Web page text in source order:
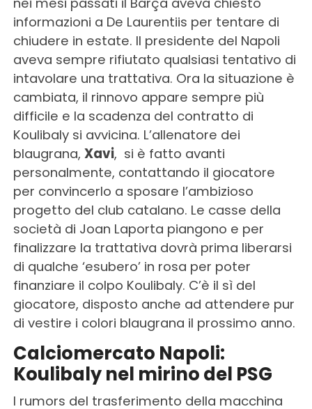
informazioni a De Laurentiis per tentare di
chiudere in estate. Il presidente del Napoli
aveva sempre rifiutato qualsiasi tentativo di
intavolare una trattativa. Ora la situazione è
cambiata, il rinnovo appare sempre più
difficile e la scadenza del contratto di
Koulibaly si avvicina. L’allenatore dei
blaugrana, Xavi, si è fatto avanti
personalmente, contattando il giocatore
per convincerlo a sposare l’ambizioso
progetto del club catalano. Le casse della
società di Joan Laporta piangono e per
finalizzare la trattativa dovrà prima liberarsi
di qualche ‘esubero’ in rosa per poter
finanziare il colpo Koulibaly. C’è il sì del
giocatore, disposto anche ad attendere pur
di vestire i colori blaugrana il prossimo anno.
Calciomercato Napoli:
Koulibaly nel mirino del PSG
I rumors del trasferimento della macchina